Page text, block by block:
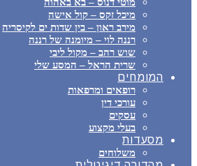
מיכל זקס – קול אישה
מירב ראון – בין שדות ים לקיסריה
רננה לוי – מיומנה של רננה
שוש רהב – מקול ליבי
שרית הראל – המסע שלי
המומחים
רופאים ומרפאות
עורכי דין
עסקים
בעלי מקצוע
מסעדות
משלוחים